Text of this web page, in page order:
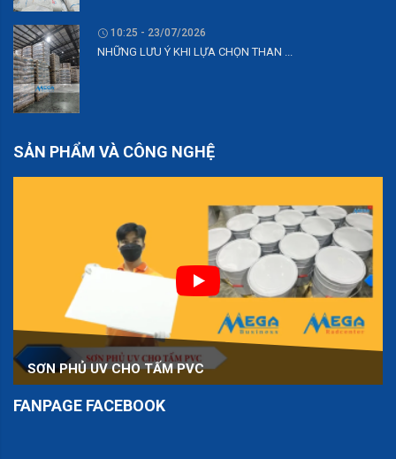
10:25 - 23/07/2026
NHỮNG LƯU Ý KHI LỰA CHỌN THAN ...
SẢN PHẨM VÀ CÔNG NGHỆ
SƠN PHỦ UV CHO TẤM PVC
FANPAGE FACEBOOK